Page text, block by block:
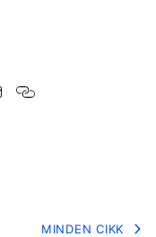
MINDEN CIKK